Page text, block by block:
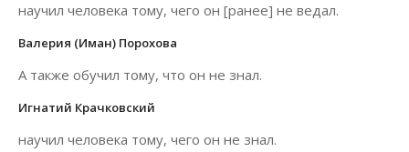
научил человека тому, чего он [ранее] не ведал.
Валерия (Иман) Порохова
А также обучил тому, что он не знал.
Игнатий Крачковский
научил человека тому, чего он не знал.